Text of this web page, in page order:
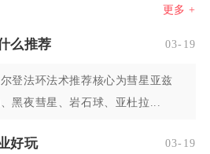
更多 +
么推荐 03-19
登法环法术推荐核心为彗星亚兹
黑夜彗星、岩石球、亚杜拉...
好玩 03-19